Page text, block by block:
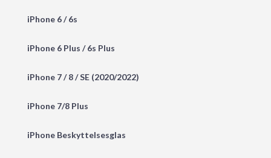
iPhone 6 / 6s
iPhone 6 Plus / 6s Plus
iPhone 7 / 8 / SE (2020/2022)
iPhone 7/8 Plus
iPhone Beskyttelsesglas